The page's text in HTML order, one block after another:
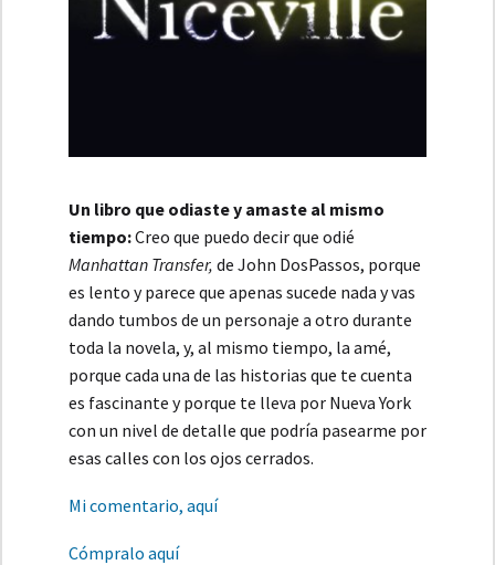
Un libro que odiaste y amaste al mismo
tiempo:Creo que puedo decir que odié
Manhattan Transfer, de John DosPassos, porque
es lento y parece que apenas sucede nada y vas
dando tumbos de un personaje a otro durante
toda la novela, y, al mismo tiempo, la amé,
porque cada una de las historias que te cuenta
es fascinante y porque te lleva por Nueva York
con un nivel de detalle que podría pasearme por
esas calles con los ojos cerrados.
Mi comentario, aquí
Cómpralo aquí